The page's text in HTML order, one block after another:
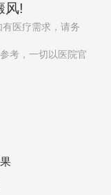
风!
医疗需求，请务
考，一切以医院官